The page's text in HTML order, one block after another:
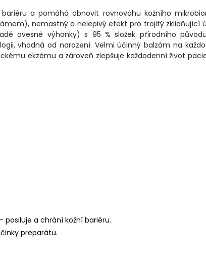
a pomáhá obnovit rovnováhu kožního
nemastný a nelepivý efekt pro trojitý zklidňující
ovesné výhonky) s 95 % složek přírodního
vhodná od narození. Velmi účinný balzám na
ekzému a zároveň zlepšuje každodenní život
posiluje a chrání kožní bariéru.
preparátu.